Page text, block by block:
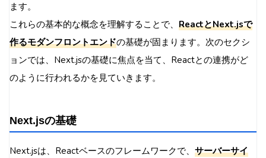
ます。
これらの基本的な概念を理解することで、 ReactとNext.jsで
作るモダンフロントエンドの基礎が固まります。次のセクシ
ョンでは、Next.jsの基礎に焦点を当て、Reactとの連携がど
のように行われるかを見ていきます。
Next.jsの基礎
Next.jsは、Reactベースのフレームワークで、 サーバーサイ